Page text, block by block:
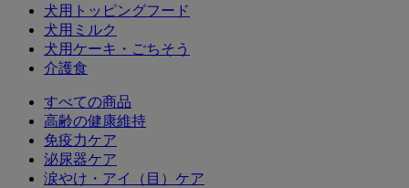
犬用トッピングフード
犬用ミルク
犬用ケーキ・ごちそう
介護食
すべての商品
高齢の健康維持
免疫力ケア
泌尿器ケア
涙やけ・アイ（目）ケア